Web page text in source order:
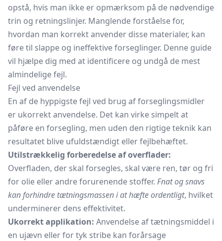
opstå, hvis man ikke er opmærksom på de nødvendige
trin og retningslinjer. Manglende forståelse for,
hvordan man korrekt anvender disse materialer, kan
føre til slappe og ineffektive forseglinger. Denne guide
vil hjælpe dig med at identificere og undgå de mest
almindelige fejl.
Fejl ved anvendelse
En af de hyppigste fejl ved brug af forseglingsmidler
er ukorrekt anvendelse. Det kan virke simpelt at
påføre en forsegling, men uden den rigtige teknik kan
resultatet blive ufuldstændigt eller fejlbehæftet.
Utilstrækkelig forberedelse af overflader:
Overfladen, der skal forsegles, skal være ren, tør og fri
for olie eller andre forurenende stoffer. Fnat og snavs
kan forhindre tætningsmassen i at hæfte ordentligt, hvilket
underminerer dens effektivitet.
Ukorrekt applikation: Anvendelse af tætningsmiddel i
en ujævn eller for tyk stribe kan forårsage